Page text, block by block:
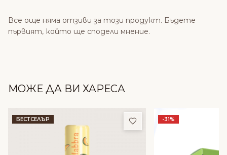
Все още няма отзиви за този продукт. Бъдете
първият, който ще сподели мнение.
МОЖЕ ДА ВИ ХАРЕСА
БЕСТСЕЛЪР Добави в любими
-31%